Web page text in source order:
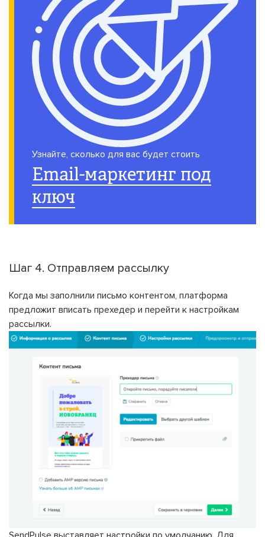
Узнайте, сколько для вас будет стоить
Email-маркетинг под
ключ
Шаг 4. Отправляем рассылку
Когда мы заполнили письмо контентом, платформа
предложит вписать прехедер и перейти к настройкам
рассылки.